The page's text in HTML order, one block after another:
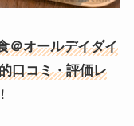
＠オールデイダイ
口コミ・評価レ